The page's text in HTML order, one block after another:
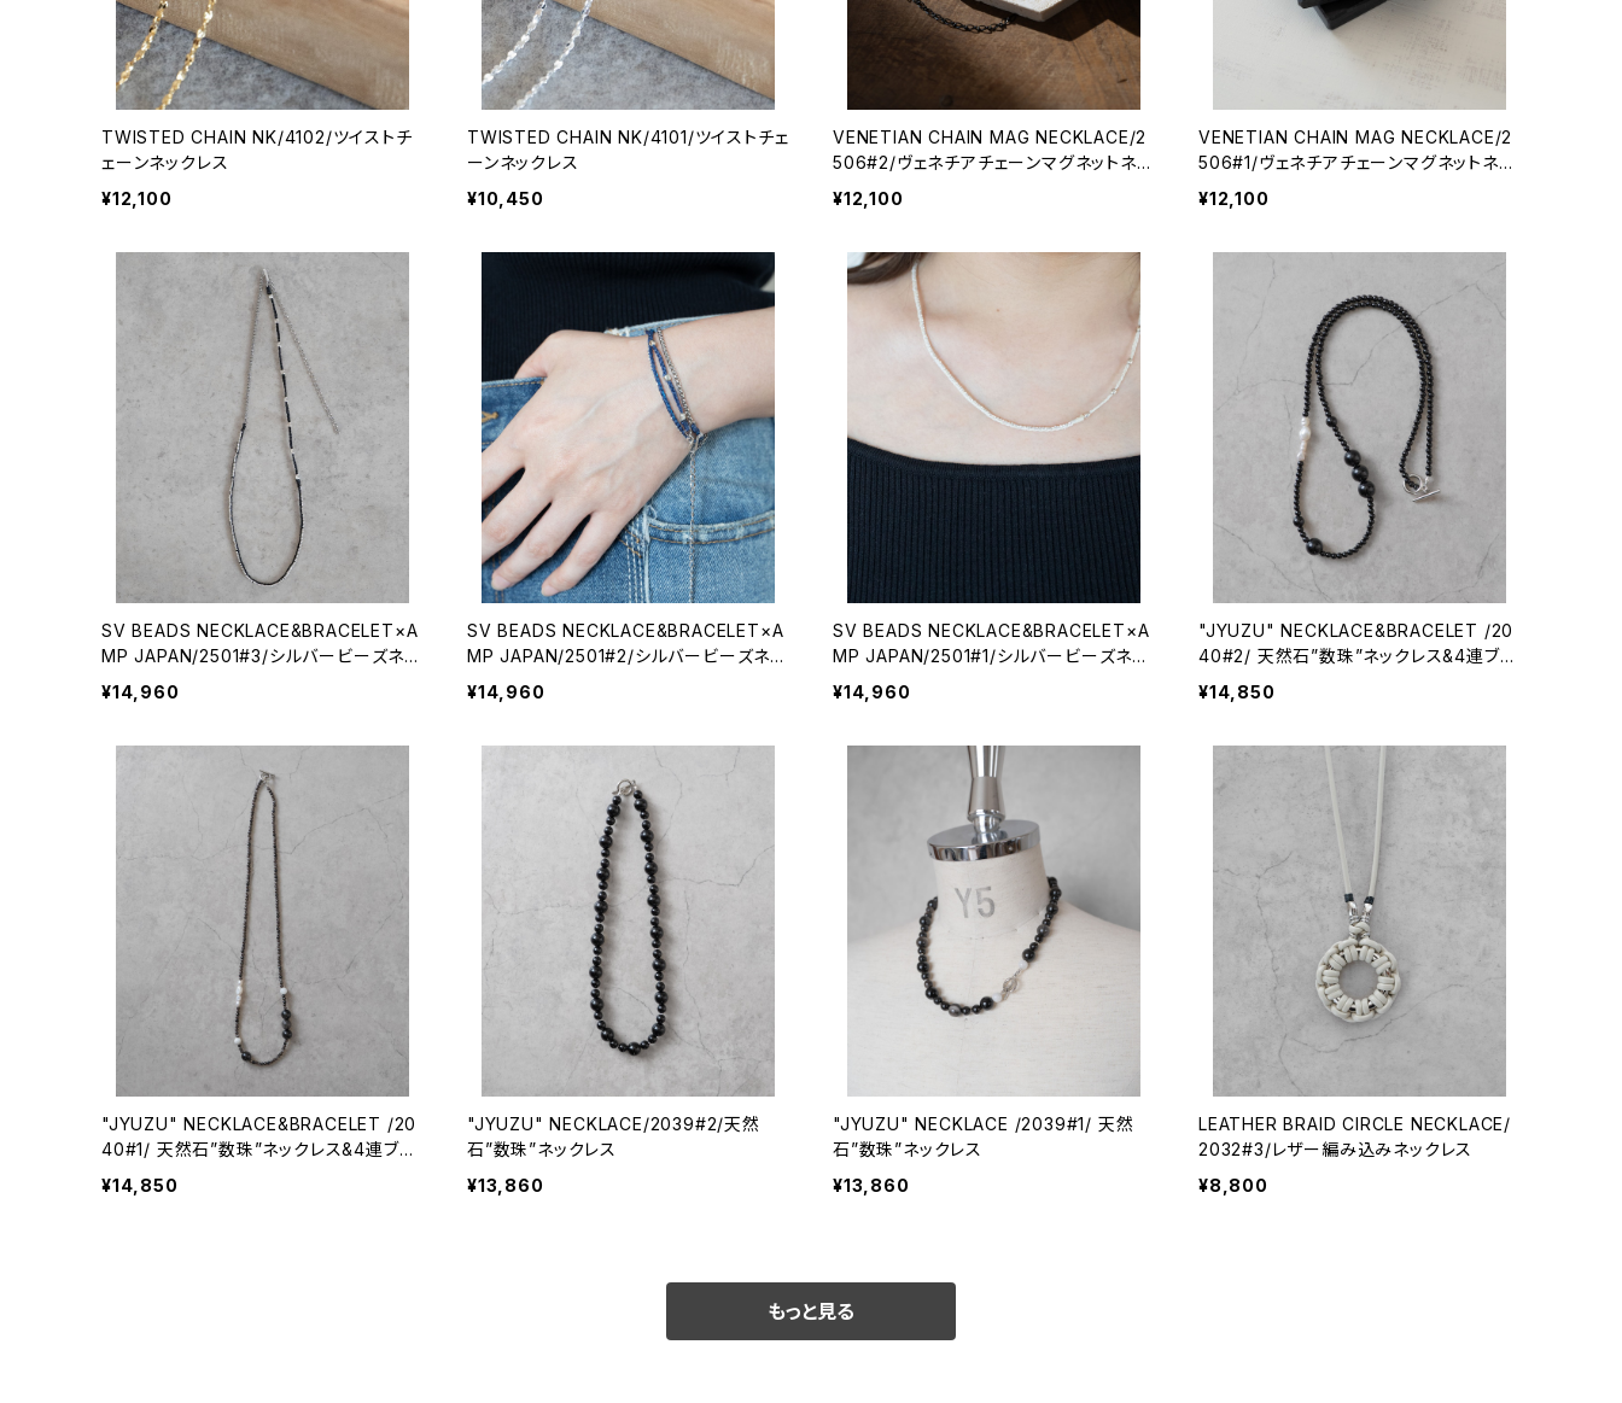
TWISTED CHAIN NK/4102/ツイストチ
ェーンネックレス
¥12,100
TWISTED CHAIN NK/4101/ツイストチェ
ーンネックレス
¥10,450
VENETIAN CHAIN MAG NECKLACE/2
506#2/ヴェネチアチェーンマグネットネッ
クレス
¥12,100
VENETIAN CHAIN MAG NECKLACE/2
506#1/ヴェネチアチェーンマグネットネッ
クレス
¥12,100
SV BEADS NECKLACE&BRACELET×A
MP JAPAN/2501#3/シルバービーズネッ
クレス&ブレスレット×アンプジャパンコラ
¥14,960
SV BEADS NECKLACE&BRACELET×A
MP JAPAN/2501#2/シルバービーズネッ
クレス&ブレスレット×アンプジャパンコラ
¥14,960
SV BEADS NECKLACE&BRACELET×A
MP JAPAN/2501#1/シルバービーズネッ
クレス&ブレスレット×アンプジャパンコラ
¥14,960
"JYUZU" NECKLACE&BRACELET /20
40#2/ 天然石”数珠”ネックレス&4連ブレ
スレット
¥14,850
"JYUZU" NECKLACE&BRACELET /20
40#1/ 天然石”数珠”ネックレス&4連ブレ
スレット
¥14,850
"JYUZU" NECKLACE/2039#2/天然
石”数珠”ネックレス
¥13,860
"JYUZU" NECKLACE /2039#1/ 天然
石”数珠”ネックレス
¥13,860
LEATHER BRAID CIRCLE NECKLACE/
2032#3/レザー編み込みネックレス
¥8,800
もっと見る